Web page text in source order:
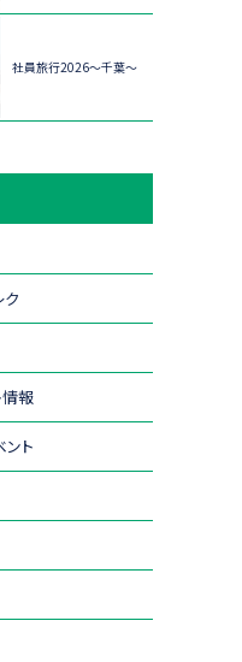
社員旅行2026～千葉～
情報
ト